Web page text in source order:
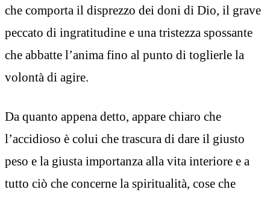
che comporta il disprezzo dei doni di Dio, il grave
peccato di ingratitudine e una tristezza spossante
che abbatte l’anima fino al punto di toglierle la
volontà di agire.
Da quanto appena detto, appare chiaro che
l’accidioso è colui che trascura di dare il giusto
peso e la giusta importanza alla vita interiore e a
tutto ciò che concerne la spiritualità, cose che